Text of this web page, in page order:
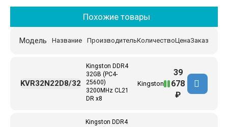
Похожие товары
Название Производитель
Модель КоличествоЦенаЗаказ
Kingston DDR4
32GB (PC4-
25600)
3200MHz CL21
DR x8
Kingston
KVR32N22D8/32
39
678
₽
Kingston DDR4